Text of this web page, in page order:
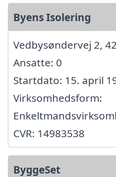
Byens Isolering
Vedbysøndervej 2,
Ansatte: 0
Startdato: 15. april
Virksomhedsform:
CVR: 14983538
ByggeSet